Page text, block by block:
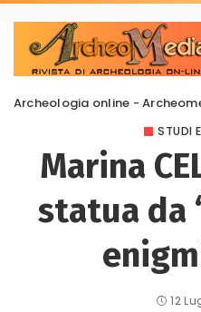
Archeologia online -
STUDI
Marina
statua da
12